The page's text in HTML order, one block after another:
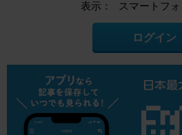
表示： スマートフ
ログイン